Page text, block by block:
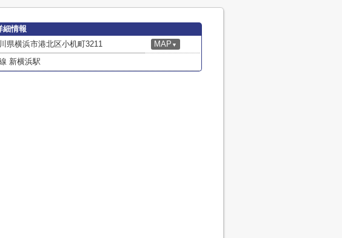
細情報
県横浜市港北区小机町3211 MAP ▼
新横浜駅